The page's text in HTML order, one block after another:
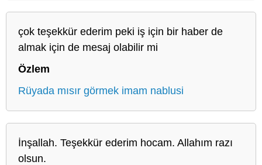
çok teşekkür ederim peki iş için bir haber de
almak için de mesaj olabilir mi
Özlem
Rüyada mısır görmek imam nablusi
İnşallah. Teşekkür ederim hocam. Allahım razı
olsun.